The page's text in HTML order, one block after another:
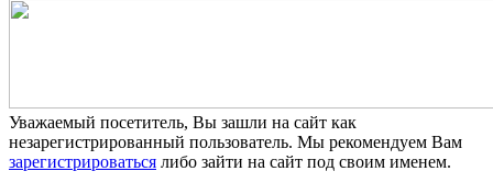
Уважаемый посетитель, Вы зашли на сайт как
незарегистрированный пользователь. Мы рекомендуем Вам
зарегистрироваться либо зайти на сайт под своим именем.